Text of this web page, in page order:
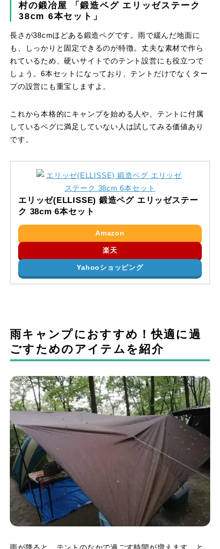
村の鍛冶屋 「鍛造ペグ エリッゼステーク
38cm 6本セット」
長さが38cmほどある鍛造ペグです。雨で緩んだ地面に
も、しっかりと固定できるのが特徴。丈夫な素材で作ら
れているため、硬いサイトでのテント設営にも役立つで
しょう。6本セットになっており、テントだけでなくター
プの設営にも重宝しますよ。
これから本格的にキャンプを始める人や、テントに付属
しているペグに満足していない人は試してみる価値あり
です。
エリッゼ(ELLISSE) 鍛造ペグ エリッゼステー
ク 38cm 6本セット
Amazon
楽天
Yahooショッピング
雨キャンプにおすすめ！快適に過
ごすためのアイテムを紹介